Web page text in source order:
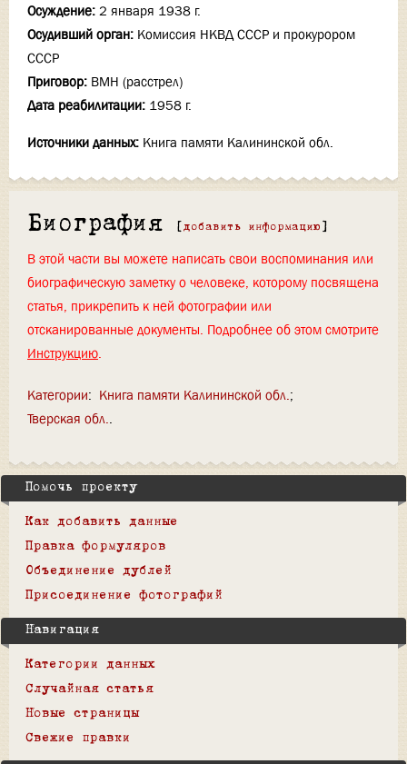
Осуждение: 2 января 1938 г.
Осудивший орган: Комиссия НКВД СССР и прокурором
СССР
Приговор: ВМН (расстрел)
Дата реабилитации: 1958 г.
Источники данных: Книга памяти Калининской обл.
Биография [ добавить информацию ]
В этой части вы можете написать свои воспоминания или
биографическую заметку о человеке, которому посвящена
статья, прикрепить к ней фотографии или
отсканированные документы. Подробнее об этом смотрите
Инструкцию.
Категории: Книга памяти Калининской обл.
Тверская обл.
Помочь проекту
Как добавить данные
Правка формуляров
Объединение дублей
Присоединение фотографий
Навигация
Категории данных
Случайная статья
Новые страницы
Свежие правки